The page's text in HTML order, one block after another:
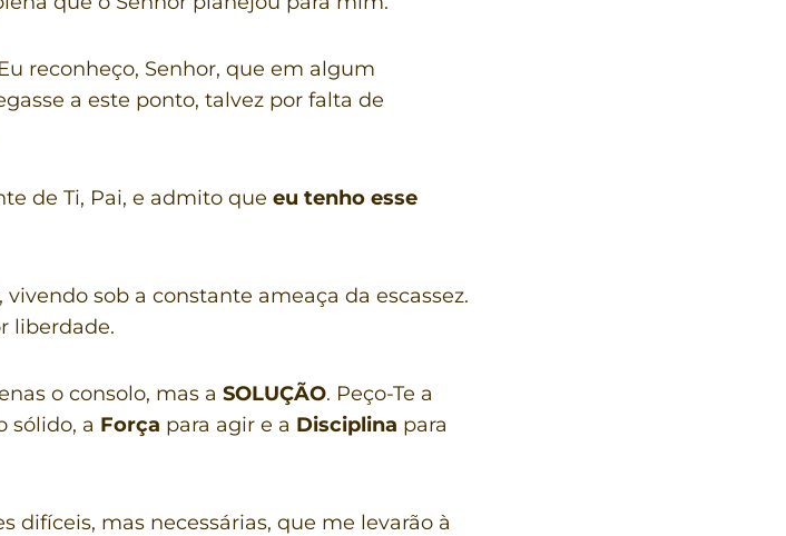
reconheço, Senhor, que em algum
a este ponto, talvez por falta de
de Ti, Pai, e admito que eu tenho esse
sob a constante ameaça da escassez.
liberdade.
o consolo, mas a SOLUÇÃO. Peço-Te a
sólido, a Força para agir e a Disciplina para
difíceis, mas necessárias, que me levarão à